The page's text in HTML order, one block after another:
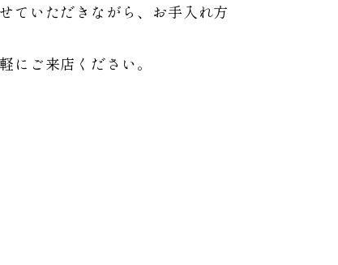
ていただきながら、お手入れ方
ご来店ください。